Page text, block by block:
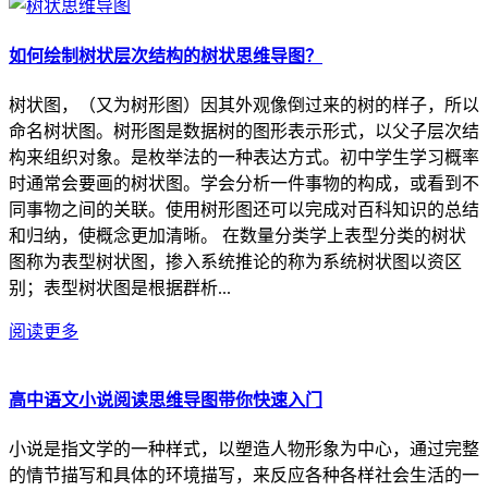
如何绘制树状层次结构的树状思维导图？
树状图，（又为树形图）因其外观像倒过来的树的样子，所以
命名树状图。树形图是数据树的图形表示形式，以父子层次结
构来组织对象。是枚举法的一种表达方式。初中学生学习概率
时通常会要画的树状图。学会分析一件事物的构成，或看到不
同事物之间的关联。使用树形图还可以完成对百科知识的总结
和归纳，使概念更加清晰。 在数量分类学上表型分类的树状
图称为表型树状图，掺入系统推论的称为系统树状图以资区
别；表型树状图是根据群析...
阅读更多
高中语文小说阅读思维导图带你快速入门
小说是指文学的一种样式，以塑造人物形象为中心，通过完整
的情节描写和具体的环境描写，来反应各种各样社会生活的一